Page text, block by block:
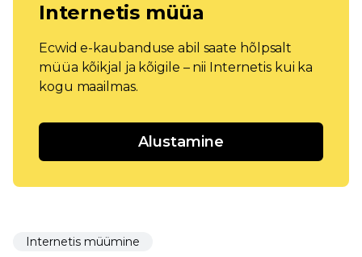
Internetis müüa
Ecwid e-kaubanduse abil saate hõlpsalt
müüa kõikjal ja kõigile – nii Internetis kui ka
kogu maailmas.
Alustamine
Internetis müümine